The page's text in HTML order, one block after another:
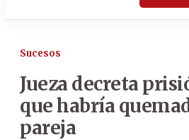
Sucesos
Jueza decreta
que habría
pareja